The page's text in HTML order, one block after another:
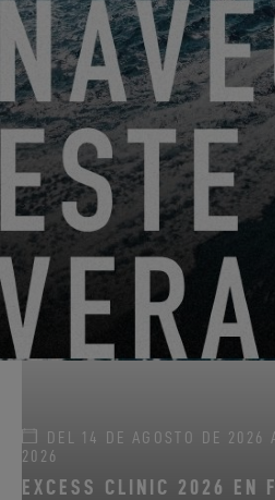
DEL 22 DE JUNIO DE 2026 AL
¡GO SAILING CON
EXCESS 11- EXCESS 13
DEL 14 DE AGOSTO DE 2026
2026
EXCESS CLINIC 2026 EN